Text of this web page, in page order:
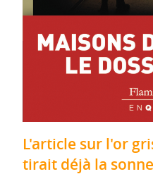
L'article sur l'or
tirait déjà la